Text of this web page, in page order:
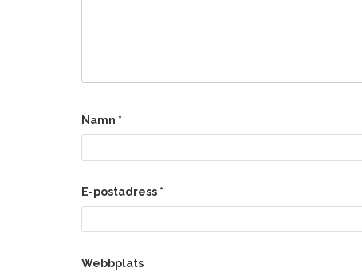
Namn *
E-postadress *
Webbplats